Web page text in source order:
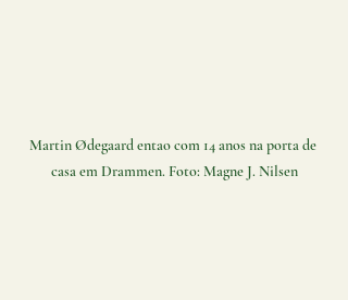
Martin Ødegaard entao com 14 anos na porta de
casa em Drammen. Foto: Magne J. Nilsen